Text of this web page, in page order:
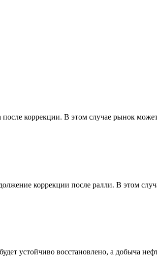
коррекции. В этом случае рынок
коррекции после ралли. В этом
устойчиво восстановлено, а добыча